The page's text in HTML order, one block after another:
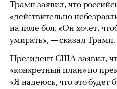
Трамп заявил, что
«действительно
на поле боя. «Он хочет,
умирать», — сказал Трамп.
Президент США заявил,
«конкретный план» по
«Я надеюсь, что это будет